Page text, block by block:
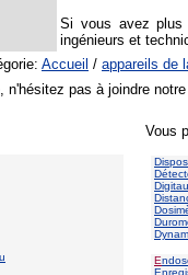
Si vous avez plus
ingénieurs et
Accueil / appareils de
n'hésitez pas à joindre
Vous
E